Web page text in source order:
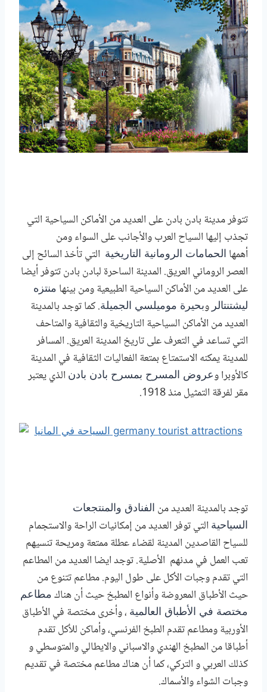
تتوفر مدينة بادن بادنعلى العديد من الأماكن السياحية التي
تجذب إليها السياح العرب والأجانبعلى السواءومن
أهمها الحمامات الرومانية التاريخية التي تأخذ السائح إلى
العصر الروماني العريق. المدينة الساحرة لبادن بادن تتوفر أيضا
على العديد من الأماكن السياحية الطبيعية ومن بينها منتزه
ليشتنتالر وبحيرة موميلسي الجميلة. كما توجد بالمدينة
العديد من الأماكن السياحية التاريخية والثقافية والمتاحف
التي تساعد في التعرف على تاريخ المدينة العريق. المسافر
للمدينة يمكنه الاستمتاع بمتعة الفعاليات الثقافية في المدينة
كالأوبرا وعروض المسرح بمسرح بادن بادن الذي يعتبر
مقر لفرقة التمثيل منذ 1918.
توجدبالمدينة العديد من الفنادق والمنتجعات
السياحية التي توفر العديد من إمكانيات الراحة والاستجمام
للسياح القاصدين المدينة لقضاء عطلة ممتعة ومريحة تنسيهم
تعب العمل في مدنهم الأصلية. توجدايضا العديد من المطاعم
التي تقدم وجبات الأكل على طول اليوم. مطاعم تتنوع من
حيث الأطباق المعروضة وأنواع المطبخ حيث أن هناك مطاعم
مختصة في الأطباق العالمية ، وأخرى مختصة في الأطباق
الأوربية ومطاعم تقدم الطبخ الفرنسي، وأماكن للأكل تقدم
أطباقا من المطبخ الهندي والاسباني والايطالي والمتوسطيو
كذلك العربي و التركي، كما أن هناك مطاعم مختصة في تقديم
وجبات الشواء والأسماك.